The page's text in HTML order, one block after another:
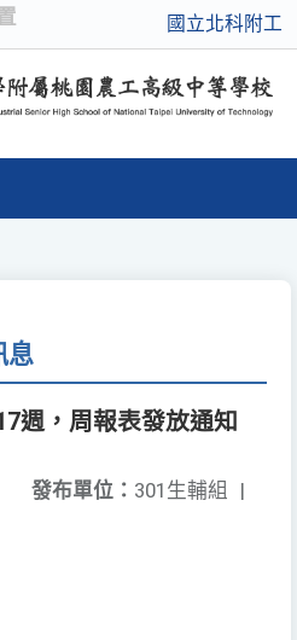
國立北科附工
息
週，周報表發放通知
發布單位： 301生輔組 |